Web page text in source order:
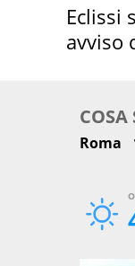
Eclissi
avviso